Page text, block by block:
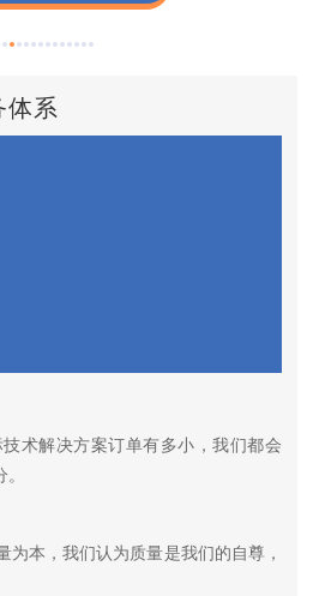
体系
术解决方案订单有多小，我们都会
为本，我们认为质量是我们的自尊，